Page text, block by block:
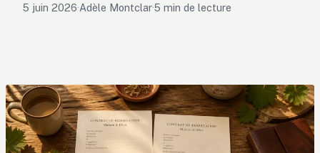
5 juin 2026·Adèle Montclar·5 min de lecture